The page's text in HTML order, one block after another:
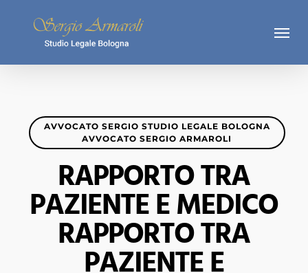
Menu
AVVOCATO SERGIO STUDIO LEGALE BOLOGNA
AVVOCATO SERGIO ARMAROLI
RAPPORTO TRA
PAZIENTE E MEDICO
RAPPORTO TRA